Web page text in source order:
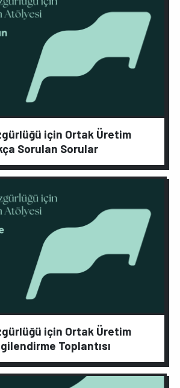
için Ortak Üretim
Sorulan Sorular
için Ortak Üretim
Toplantısı